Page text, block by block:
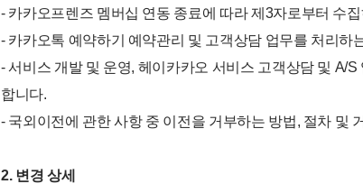
- 카카오프렌즈 멤버십 연동 종료에 따라 제3자로부터 수
- 카카오톡 예약하기 예약관리 및 고객상담 업무를 처리하
- 서비스 개발 및 운영, 헤이카카오 서비스 고객상담 및 A/
합니다.
- 국외이전에 관한 사항 중 이전을 거부하는 방법, 절차 및
2. 변경 상세